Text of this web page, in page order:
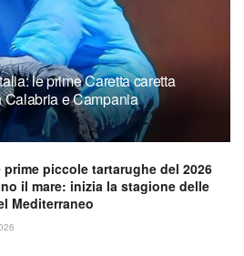
le prime Caretta caretta
Calabria e Campania
prime piccole tartarughe del 2026
il mare: inizia la stagione delle
Mediterraneo